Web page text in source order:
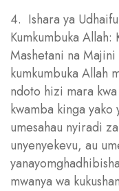
4. Ishara ya
Kumkumbuka
Mashetani na
kumkumbuka Allah
ndoto hizi mara
kwamba kinga
umesahau nyiradi
unyenyekevu, au
mwanya wa